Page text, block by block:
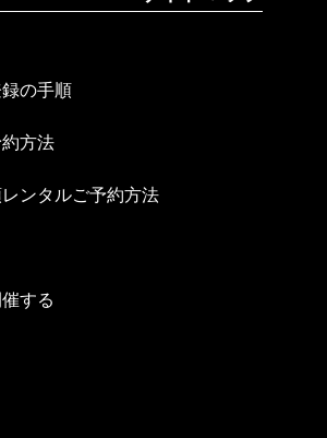
の手順
方法
ンタルご予約方法
する